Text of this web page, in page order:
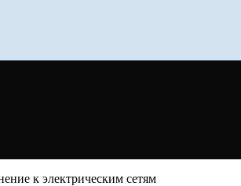
к электрическим сетям